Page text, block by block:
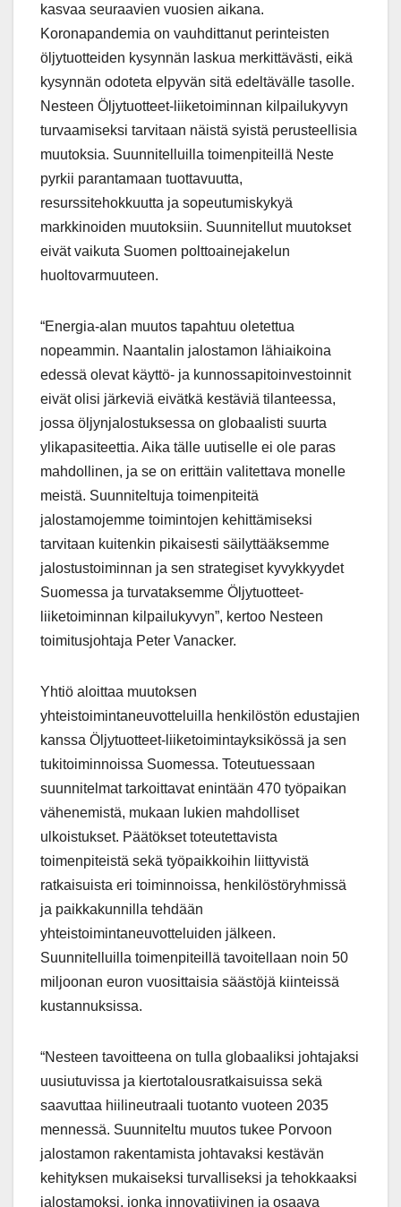
kasvaa seuraavien vuosien aikana.
Koronapandemia on vauhdittanut perinteisten
öljytuotteiden kysynnän laskua merkittävästi, eikä
kysynnän odoteta elpyvän sitä edeltävälle tasolle.
Nesteen Öljytuotteet-liiketoiminnan kilpailukyvyn
turvaamiseksi tarvitaan näistä syistä perusteellisia
muutoksia. Suunnitelluilla toimenpiteillä Neste
pyrkii parantamaan tuottavuutta,
resurssitehokkuutta ja sopeutumiskykyä
markkinoiden muutoksiin. Suunnitellut muutokset
eivät vaikuta Suomen polttoainejakelun
huoltovarmuuteen.
“Energia-alan muutos tapahtuu oletettua
nopeammin. Naantalin jalostamon lähiaikoina
edessä olevat käyttö- ja kunnossapitoinvestoinnit
eivät olisi järkeviä eivätkä kestäviä tilanteessa,
jossa öljynjalostuksessa on globaalisti suurta
ylikapasiteettia. Aika tälle uutiselle ei ole paras
mahdollinen, ja se on erittäin valitettava monelle
meistä. Suunniteltuja toimenpiteitä
jalostamojemme toimintojen kehittämiseksi
tarvitaan kuitenkin pikaisesti säilyttääksemme
jalostustoiminnan ja sen strategiset kyvykkyydet
Suomessa ja turvataksemme Öljytuotteet-
liiketoiminnan kilpailukyvyn”, kertoo Nesteen
toimitusjohtaja Peter Vanacker.
Yhtiö aloittaa muutoksen
yhteistoimintaneuvotteluilla henkilöstön edustajien
kanssa Öljytuotteet-liiketoimintayksikössä ja sen
tukitoiminnoissa Suomessa. Toteutuessaan
suunnitelmat tarkoittavat enintään 470 työpaikan
vähenemistä, mukaan lukien mahdolliset
ulkoistukset. Päätökset toteutettavista
toimenpiteistä sekä työpaikkoihin liittyvistä
ratkaisuista eri toiminnoissa, henkilöstöryhmissä
ja paikkakunnilla tehdään
yhteistoimintaneuvotteluiden jälkeen.
Suunnitelluilla toimenpiteillä tavoitellaan noin 50
miljoonan euron vuosittaisia säästöjä kiinteissä
kustannuksissa.
“Nesteen tavoitteena on tulla globaaliksi johtajaksi
uusiutuvissa ja kiertotalousratkaisuissa sekä
saavuttaa hiilineutraali tuotanto vuoteen 2035
mennessä. Suunniteltu muutos tukee Porvoon
jalostamon rakentamista johtavaksi kestävän
kehityksen mukaiseksi turvalliseksi ja tehokkaaksi
jalostamoksi, jonka innovatiivinen ja osaava